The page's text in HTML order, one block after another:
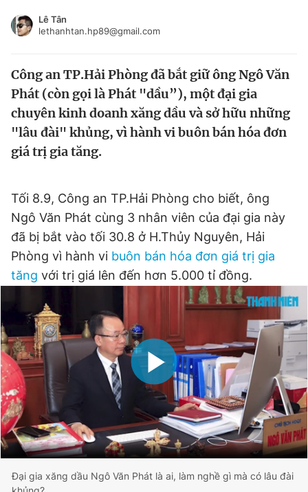
Chào ngày mới Tin 24h
Tin thị trường Tin 360
Video Magazine
Tiện ích Bạn cần biết
Thông tin tòa soạn Liên hệ quảng cáo
Đọc Thanh Niên trên điện thoại
Theo dõi báo trên
0906 645 777 0908 780 404
Tin đã xem
Lê Tân
lethanhtan.hp89@gmail.com
Công an TP.Hải Phòng đã bắt giữ ông Ngô Văn
Phát (còn gọi là Phát "dầu”), một đại gia
chuyên kinh doanh xăng dầu và sở hữu những
"lâu đài" khủng, vì hành vi buôn bán hóa đơn
giá trị gia tăng.
Tối 8.9, Công an TP.Hải Phòng cho biết, ông
Ngô Văn Phát cùng 3 nhân viên của đại gia này
đã bị bắt vào tối 30.8 ở H.Thủy Nguyên, Hải
Phòng vì hành vi buôn bán hóa đơn giá trị gia
tăng với trị giá lên đến hơn 5.000 tỉ đồng.
Đại gia xăng dầu Ngô Văn Phát là ai, làm nghề gì mà có lâu đài